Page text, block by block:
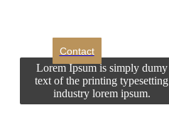
Contact
Lorem Ipsum is simply dumy
text of the printing typesetting
industry lorem ipsum.